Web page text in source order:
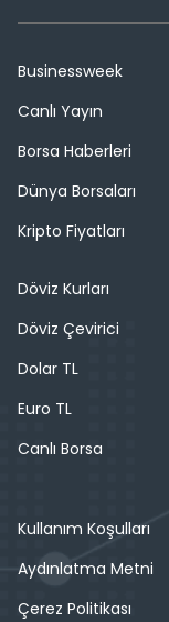
Businessweek
Canlı Yayın
Borsa Haberleri
Dünya Borsaları
Kripto Fiyatları
Döviz Kurları
Döviz Çevirici
Dolar TL
Euro TL
Canlı Borsa
Kullanım Koşulları
Aydınlatma Metni
Çerez Politikası